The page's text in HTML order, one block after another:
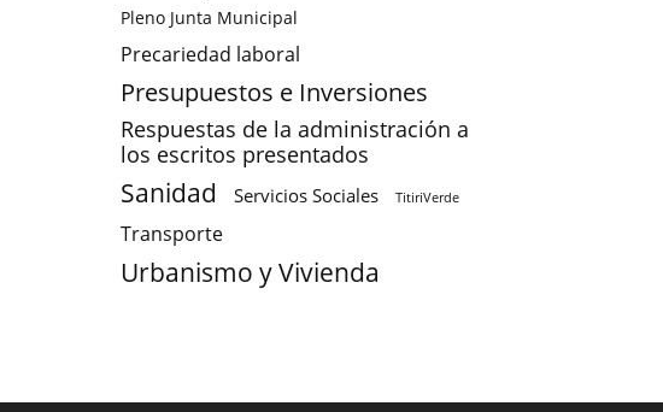
Pleno Junta Municipal
Precariedad laboral
Presupuestos e Inversiones
Respuestas de la administración a
los escritos presentados
Sanidad Servicios Sociales TitiriVerde
Transporte
Urbanismo y Vivienda